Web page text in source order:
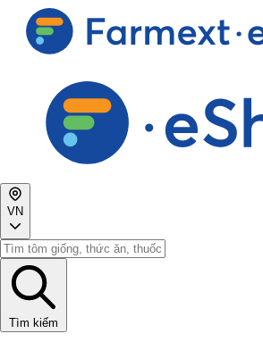
VN
Tìm kiếm